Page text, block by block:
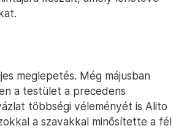
meglepetés. Még májusban
a testület a precedens
többségi véleményét is Alito
a szavakkal minősítette a fél